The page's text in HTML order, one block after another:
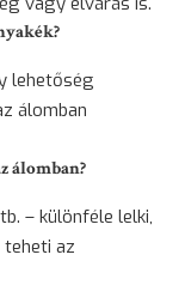
lehetőség
álomban
álomban?
– különféle lelki,
teheti az